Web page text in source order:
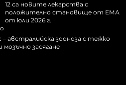
12 са новите лекарства с
положително становище от ЕМА
от юли 2026 г.
– австралийска зооноза с тежко
мозъчно засягане